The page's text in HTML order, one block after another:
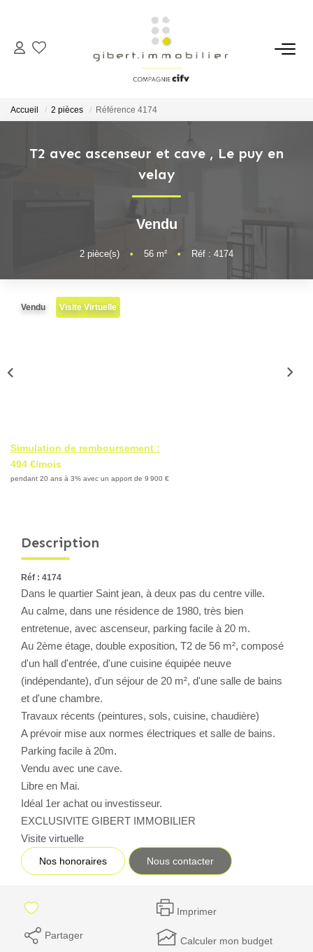
ACHETER
Maisons
Locaux Professionnels
Parkings
Immeubles
Terrains
Newsletters
Nous Rejoindre
CONTACT
Accueil 2 pièces Référence 4174
T2 avec ascenseur et cave , Le puy en
velay
Vendu
2 pièce(s) • 56 m² • Réf : 4174
Vendu Visite Virtuelle
Simulation de remboursement :
494 €/mois
pendant 20 ans à 3% avec un apport de 9 900 €
Description
Réf : 4174
Dans le quartier Saint jean, à deux pas du centre ville.
Au calme, dans une résidence de 1980, très bien
entretenue, avec ascenseur, parking facile à 20 m.
Au 2ème étage, double exposition, T2 de 56 m², composé
d'un hall d'entrée, d'une cuisine équipée neuve
(indépendante), d'un séjour de 20 m², d'une salle de bains
et d'une chambre.
Travaux récents (peintures, sols, cuisine, chaudière)
A prévoir mise aux normes électriques et salle de bains.
Parking facile à 20m.
Vendu avec une cave.
Libre en Mai.
Idéal 1er achat ou investisseur.
EXCLUSIVITE GIBERT IMMOBILIER
Visite virtuelle
Nos honoraires Nous contacter
Imprimer
Partager Calculer mon budget